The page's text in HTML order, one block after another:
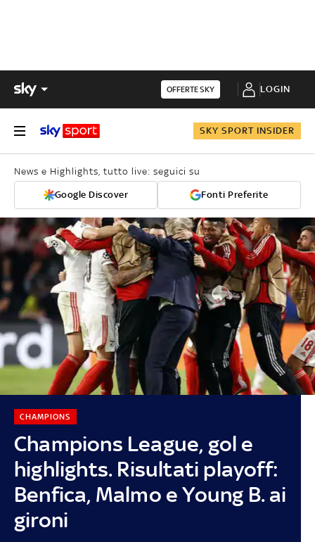
OFFERTE SKY LOGIN
SKY SPORT INSIDER
News e Highlights, tutto live: seguici su
Google Discover Fonti Preferite
Champions League, gol e
highlights. Risultati playoff:
Benfica, Malmo e Young B. ai
gironi
CHAMPIONS